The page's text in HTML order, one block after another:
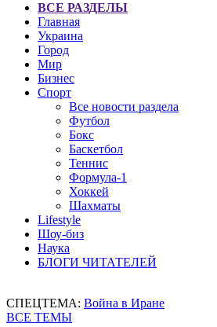
ВСЕ РАЗДЕЛЫ
Главная
Украина
Город
Мир
Бизнес
Спорт
Все новости раздела
Футбол
Бокс
Баскетбол
Теннис
Формула-1
Хоккей
Шахматы
Lifestyle
Шоу-биз
Наука
БЛОГИ ЧИТАТЕЛЕЙ
СПЕЦТЕМА: Война в Иране
ВСЕ ТЕМЫ